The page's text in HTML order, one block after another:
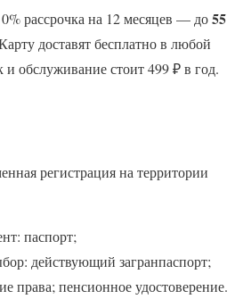
рассрочка на 12 месяцев — до55
доставят бесплатно в любой
обслуживание стоит 499 ₽ в год.
регистрация на территории
паспорт;
действующий загранпаспорт;
права; пенсионное удостоверение.